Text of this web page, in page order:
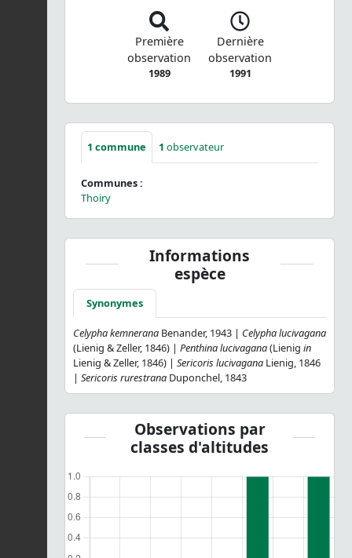
Première
observation
1989
Dernière
observation
1991
1 commune 1 observateur
Communes :
Thoiry
Informations
espèce
Synonymes
Celypha kemnerana Benander, 1943 | Celypha lucivagana
(Lienig & Zeller, 1846) | Penthina lucivagana(Lienig in
Lienig & Zeller, 1846) | Sericoris lucivagana Lienig, 1846
| Sericoris rurestrana Duponchel, 1843
Observations par
classes d'altitudes